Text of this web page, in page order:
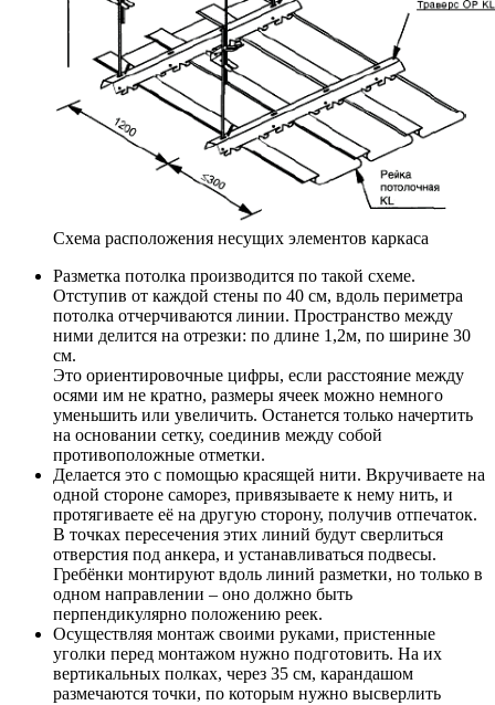
Схема расположения несущих элементов каркаса
Разметка потолка производится по такой схеме.
Отступив от каждой стены по 40 см, вдоль периметра
потолка отчерчиваются линии. Пространство между
ними делится на отрезки: по длине 1,2м, по ширине 30
см.
Это ориентировочные цифры, если расстояние между
осями им не кратно, размеры ячеек можно немного
уменьшить или увеличить. Останется только начертить
на основании сетку, соединив между собой
противоположные отметки.
Делается это с помощью красящей нити. Вкручиваете на
одной стороне саморез, привязываете к нему нить, и
протягиваете её на другую сторону, получив отпечаток.
В точках пересечения этих линий будут сверлиться
отверстия под анкера, и устанавливаться подвесы.
Гребёнки монтируют вдоль линий разметки, но только в
одном направлении – оно должно быть
перпендикулярно положению реек.
Осуществляя монтаж своими руками, пристенные
уголки перед монтажом нужно подготовить. На их
вертикальных полках, через 35 см, карандашом
размечаются точки, по которым нужно высверлить